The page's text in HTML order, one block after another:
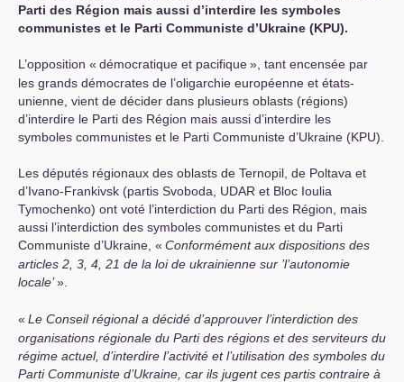
Parti des Région mais aussi d’interdire les symboles
communistes et le Parti Communiste d’Ukraine (KPU).
L’opposition « démocratique et pacifique», tant encensée par
les grands démocrates de l’oligarchie européenne et états-
unienne, vient de décider dans plusieurs oblasts (régions)
d’interdire le Parti des Région mais aussi d’interdire les
symboles communistes et le Parti Communiste d’Ukraine (KPU).
Les députés régionaux des oblasts de Ternopil, de Poltava et
d’Ivano-Frankivsk (partis Svoboda, UDAR et Bloc Ioulia
Tymochenko) ont voté l’interdiction du Parti des Région, mais
aussi l’interdiction des symboles communistes et du Parti
Communiste d’Ukraine, « Conformément aux dispositions des
articles 2, 3, 4, 21 de la loi de ukrainienne sur ’l’autonomie
locale’».
« Le Conseil régional a décidé d’approuver l’interdiction des
organisations régionale du Parti des régions et des serviteurs du
régime actuel, d’interdire l’activité et l’utilisation des symboles du
Parti Communiste d’Ukraine, car ils jugent ces partis contraire à